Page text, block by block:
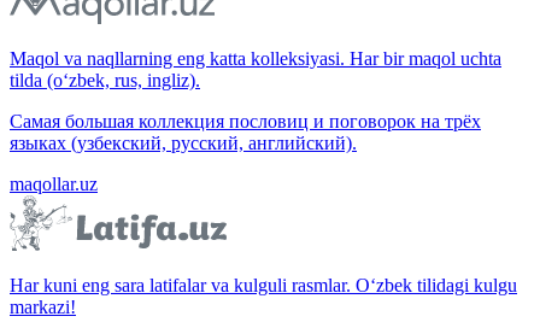
Maqol va naqllarning eng katta kolleksiyasi. Har bir maqol uchta
tilda (o‘zbek, rus, ingliz).
Самая большая коллекция пословиц и поговорок на трёх
языках (узбекский, русский, английский).
maqollar.uz
Har kuni eng sara latifalar va kulguli rasmlar. O‘zbek tilidagi kulgu
markazi!